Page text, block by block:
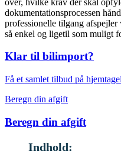
dokumentationsprocessen
professionelle tilgang
så enkel og ligetil som muligt
Klar til bilimport?
Få et samlet tilbud på
Beregn din afgift
Beregn din afgift
Indhold: